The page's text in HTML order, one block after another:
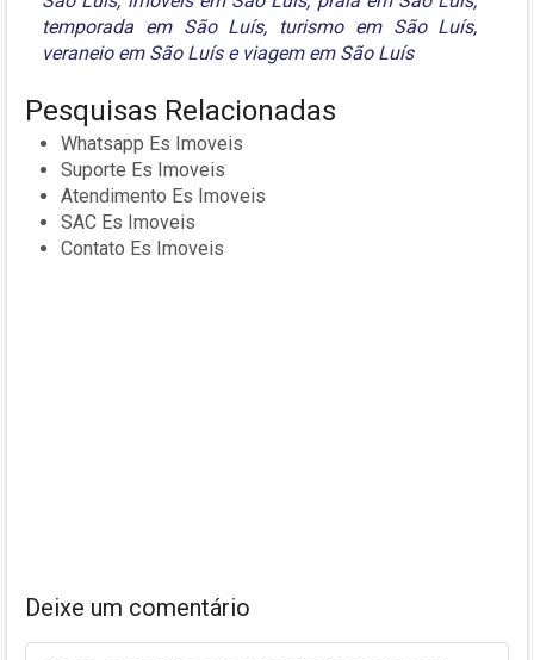
temporada em São Luís, turismo em São Luís,
veraneio em São Luíse viagem em São Luís
Pesquisas Relacionadas
Whatsapp Es Imoveis
Suporte Es Imoveis
Atendimento Es Imoveis
SAC Es Imoveis
Contato Es Imoveis
Deixe um comentário